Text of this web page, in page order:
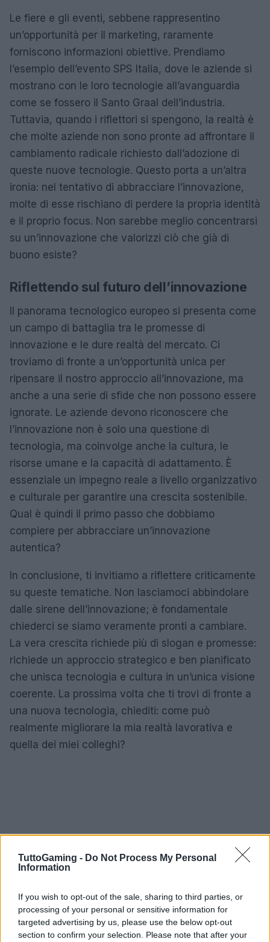
TuttoGaming - Do Not Process My Personal
Information
If you wish to opt-out of the sale, sharing to third parties, or
processing of your personal or sensitive information for
targeted advertising by us, please use the below opt-out
section to confirm your selection. Please note that after your
Le fiere e gli eventi, sebbene rappresentino
un’opportunità per il marketing, raramente
forniscono informazioni obiettive. Prendiamo
l’esempio dell’evento SPS Italia, dove le aziende si
mostrano con le loro tecnologie all’avanguardia
come se fossero il Santo Graal dell’industria.
Tuttavia, quando i riflettori si spengono, la realtà è
che molte aziende non sono pronte ad affrontare il
cambiamento radicale richiesto dall’adozione di
queste nuove tecnologie. Questo porta a un’altra
ironia: nel tentativo di abbracciare l’innovazione,
molte di esse rischiano di perdere la propria identità
e il proprio focus. Non sarebbe meglio concentrarsi
su un’innovazione che valorizzi ciò che già di
buono esiste?
Riflettendo sul futuro dell’innovazione
Il panorama tecnologico europeo si presenta come
un campo di battaglia tra le promesse di
innovazione e le dure realtà del mercato. Ci
troviamo di fronte a un’opportunità unica per
ripensare il nostro approccio all’innovazione, ma
anche a una serie di sfide che non possono essere
ignorate. Le aziende devono riconoscere che
l’innovazione non è solo una questione di
tecnologia, ma coinvolge anche la cultura, le
risorse umane e la capacità di adattamento. È
essenziale un impegno reale a livello organizzativo
e culturale per garantire una crescita sostenibile.
Qual è quindi il primo passo che dobbiamo
compiere per abbracciare un’innovazione
autentica?
In conclusione, ti invitiamo a riflettere criticamente
su queste tematiche. Non lasciamoci abbindolare
dalle sirene dell’innovazione; è fondamentale
chiederci se siamo veramente pronti a cambiare.
La vera crescita richiede più di slogan e promesse:
richiede un approccio strategico e ben pianificato
che unisca tecnologia e cultura in un’unica visione
coerente. La prossima volta che ti trovi di fronte a
una nuova tecnologia, chiediti: come può
realmente migliorare la mia realtà lavorativa e
quella dei miei colleghi?